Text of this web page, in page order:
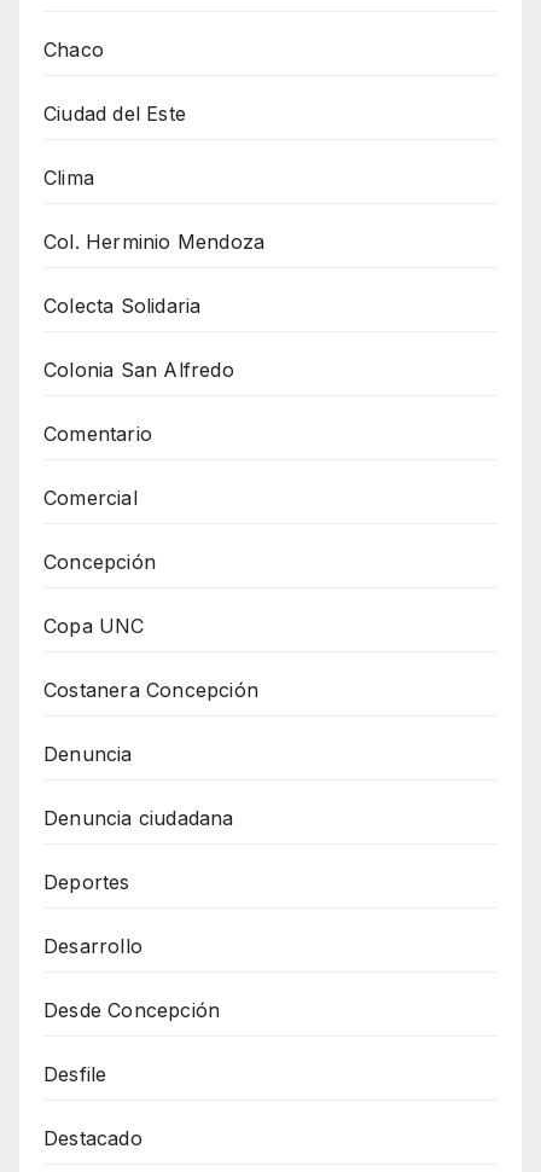
Chaco
Ciudad del Este
Clima
Col. Herminio Mendoza
Colecta Solidaria
Colonia San Alfredo
Comentario
Comercial
Concepción
Copa UNC
Costanera Concepción
Denuncia
Denuncia ciudadana
Deportes
Desarrollo
Desde Concepción
Desfile
Destacado